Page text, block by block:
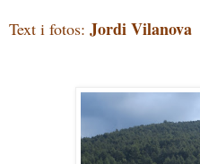
Text i fotos: Jordi Vilanova